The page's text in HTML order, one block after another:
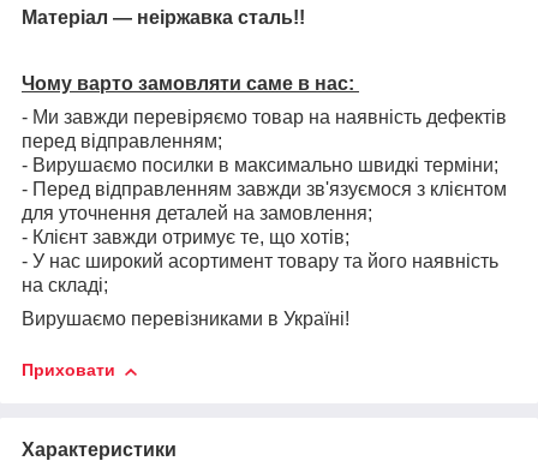
Матеріал — неіржавка сталь!!
Чому варто замовляти саме в нас:
- Ми завжди перевіряємо товар на наявність дефектів
перед відправленням;
- Вирушаємо посилки в максимально швидкі терміни;
- Перед відправленням завжди зв'язуємося з клієнтом
для уточнення деталей на замовлення;
- Клієнт завжди отримує те, що хотів;
- У нас широкий асортимент товару та його наявність
на складі;
Вирушаємо перевізниками в Україні!
Приховати
Характеристики